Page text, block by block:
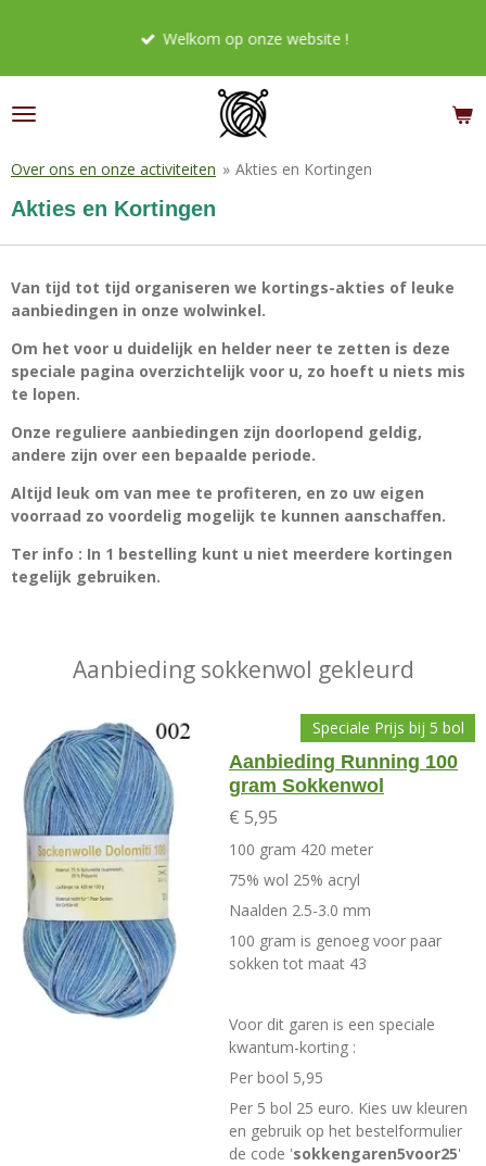
hoofdinhoud
Welkom op onze website !
Over ons en onze activiteiten » Akties en Kortingen
Akties en Kortingen
Van tijd tot tijd organiseren we kortings-akties of leuke
aanbiedingen in onze wolwinkel.
Om het voor u duidelijk en helder neer te zetten is deze
speciale pagina overzichtelijk voor u, zo hoeft u niets mis
te lopen.
Onze reguliere aanbiedingen zijn doorlopend geldig,
andere zijn over een bepaalde periode.
Altijd leuk om van mee te profiteren, en zo uw eigen
voorraad zo voordelig mogelijk te kunnen aanschaffen.
Ter info : In 1 bestelling kunt u niet meerdere kortingen
tegelijk gebruiken.
Aanbieding sokkenwol gekleurd
Speciale Prijs bij 5 bol
Aanbieding Running 100
gram Sokkenwol
€ 5,95
100 gram 420 meter
75% wol 25% acryl
Naalden 2.5-3.0 mm
100 gram is genoeg voor paar
sokken tot maat 43
Voor dit garen is een speciale
kwantum-korting :
Per bool 5,95
Per 5 bol 25 euro. Kies uw kleuren
en gebruik op het bestelformulier
de code 'sokkengaren5voor25'